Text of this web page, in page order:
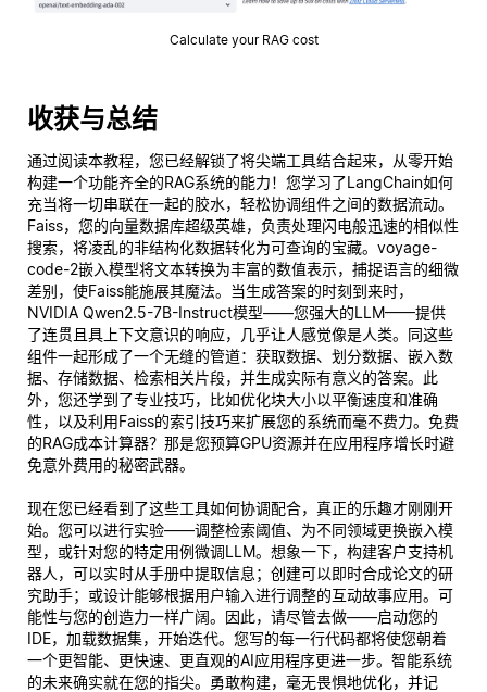
Calculate your RAG cost
收获与总结
通过阅读本教程，您已经解锁了将尖端工具结合起来，从零开始
构建一个功能齐全的RAG系统的能力！您学习了LangChain如何
充当将一切串联在一起的胶水，轻松协调组件之间的数据流动。
Faiss，您的向量数据库超级英雄，负责处理闪电般迅速的相似性
搜索，将凌乱的非结构化数据转化为可查询的宝藏。voyage-
code-2嵌入模型将文本转换为丰富的数值表示，捕捉语言的细微
差别，使Faiss能施展其魔法。当生成答案的时刻到来时，
NVIDIA Qwen2.5-7B-Instruct模型——您强大的LLM——提供
了连贯且具上下文意识的响应，几乎让人感觉像是人类。同这些
组件一起形成了一个无缝的管道：获取数据、划分数据、嵌入数
据、存储数据、检索相关片段，并生成实际有意义的答案。此
外，您还学到了专业技巧，比如优化块大小以平衡速度和准确
性，以及利用Faiss的索引技巧来扩展您的系统而毫不费力。免费
的RAG成本计算器？那是您预算GPU资源并在应用程序增长时避
免意外费用的秘密武器。
现在您已经看到了这些工具如何协调配合，真正的乐趣才刚刚开
始。您可以进行实验——调整检索阈值、为不同领域更换嵌入模
型，或针对您的特定用例微调LLM。想象一下，构建客户支持机
器人，可以实时从手册中提取信息；创建可以即时合成论文的研
究助手；或设计能够根据用户输入进行调整的互动故事应用。可
能性与您的创造力一样广阔。因此，请尽管去做——启动您的
IDE，加载数据集，开始迭代。您写的每一行代码都将使您朝着
一个更智能、更快速、更直观的AI应用程序更进一步。智能系统
的未来确实就在您的指尖。勇敢构建，毫无畏惧地优化，并记